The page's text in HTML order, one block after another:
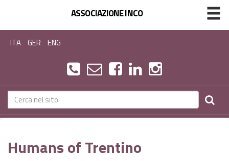
ASSOCIAZIONE INCO
ITA GER ENG
Humans of Trentino